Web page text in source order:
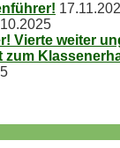
Vier­te wei­ter
zum